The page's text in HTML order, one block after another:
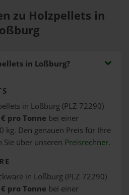
zu Holzpellets in
in Loßburg?
in Loßburg (PLZ 72290)
pro Tonne bei einer
kg. Den genauen Preis für Ihre
Sie über unseren Preisrechner.
in Loßburg (PLZ 72290)
pro Tonne bei einer